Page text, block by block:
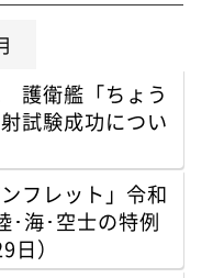
護衛艦「ちょう
試験成功につい
フレット」令和
海･空士の特例
）